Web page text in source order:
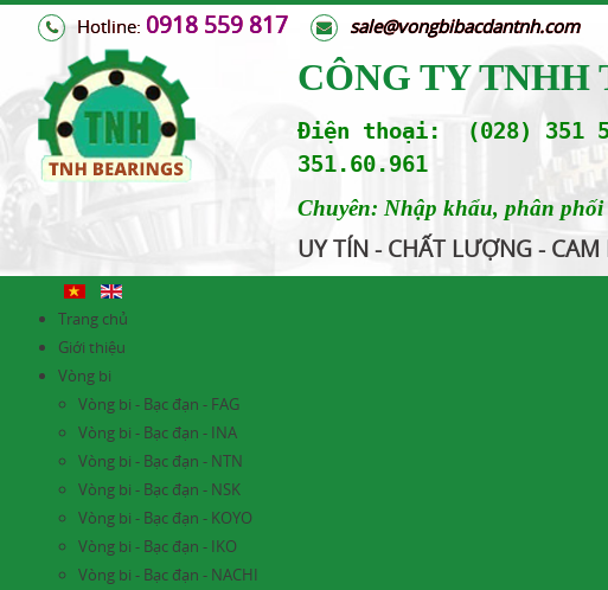
Hotline: 0918 559 817 sale@vongbibacdantnh.com
CÔNG TY TNHH
Điện thoại: (028) 351
351.60.961
Chuyên: Nhập khẩu, phân
UY TÍN - CHẤT LƯỢNG -
Trang chủ
Giới thiệu
Vòng bi
Vòng bi - Bạc đạn - FAG
Vòng bi - Bạc đạn - INA
Vòng bi - Bạc đạn - NTN
Vòng bi - Bạc đạn - NSK
Vòng bi - Bạc đạn - KOYO
Vòng bi - Bạc đạn - IKO
Vòng bi - Bạc đạn - NACHI